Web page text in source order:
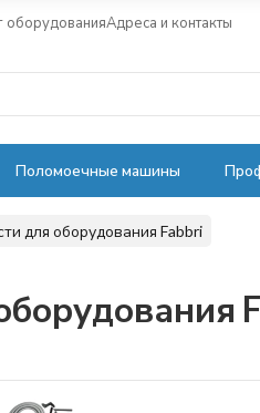
оборудованияАдреса и контакты
Поломоечные машины
для оборудования Fabbri